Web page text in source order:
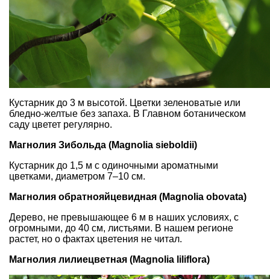
Кустарник до 3 м высотой. Цветки зеленоватые или
бледно-желтые без запаха. В Главном ботаническом
саду цветет регулярно.
Магнолия Зибольда (Magnolia sieboldii)
Кустарник до 1,5 м с одиночными ароматными
цветками, диаметром 7–10 см.
Магнолия обратнояйцевидная (Magnolia obovata)
Дерево, не превышающее 6 м в наших условиях, с
огромными, до 40 см, листьями. В нашем регионе
растет, но о фактах цветения не читал.
Магнолия лилиецветная (Magnolia liliflora)